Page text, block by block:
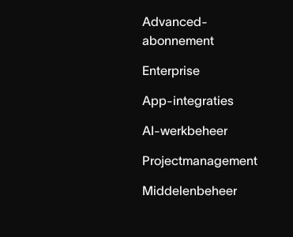
Advanced-
abonnement
Enterprise
App-integraties
AI-werkbeheer
Projectmanagement
Middelenbeheer